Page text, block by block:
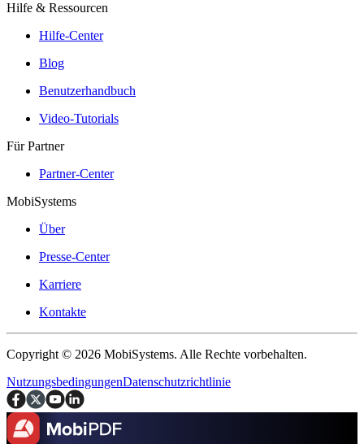
Hilfe & Ressourcen
Hilfe-Center
Blog
Benutzerhandbuch
Video-Tutorials
Für Partner
Partner-Center
MobiSystems
Über
Presse-Center
Karriere
Kontakte
Copyright © 2026 MobiSystems. Alle Rechte vorbehalten.
NutzungsbedingungenDatenschutzrichtlinie